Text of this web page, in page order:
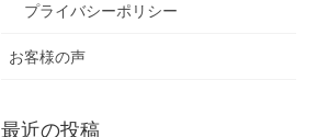
プライバシーポリシー
お客様の声
最近の投稿